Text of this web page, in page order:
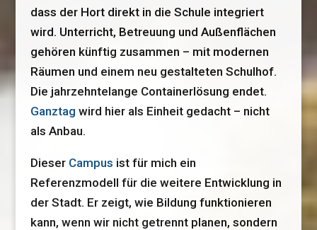
dass der Hort direkt in die Schule integriert
wird. Unterricht, Betreuung und Außenflächen
gehören künftig zusammen – mit modernen
Räumen und einem neu gestalteten Schulhof.
Die jahrzehntelange Containerlösung endet.
Ganztag wird hier als Einheit gedacht – nicht
als Anbau.
Dieser Campus ist für mich ein
Referenzmodell für die weitere Entwicklung in
der Stadt. Er zeigt, wie Bildung funktionieren
kann, wenn wir nicht getrennt planen, sondern